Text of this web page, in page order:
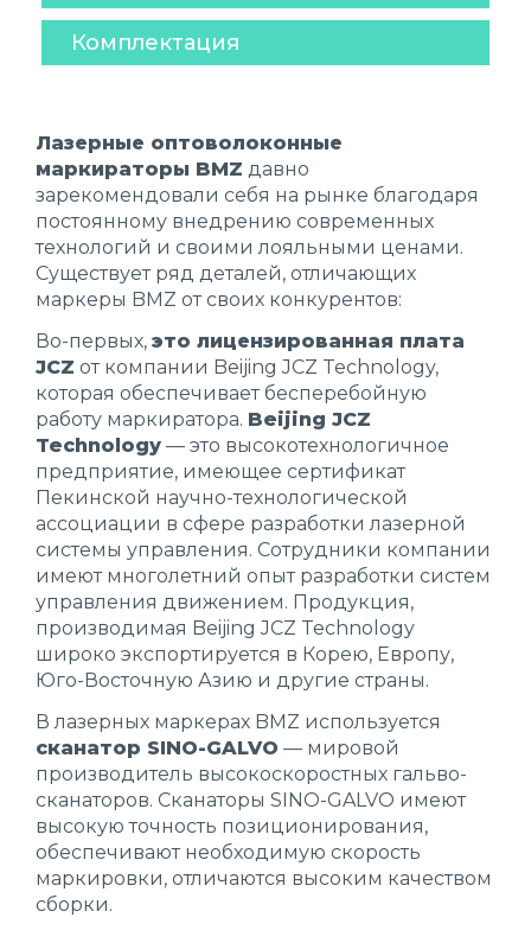
Комплектация
Лазерные оптоволоконные
маркираторы BMZ давно
зарекомендовали себя на рынке благодаря
постоянному внедрению современных
технологий и своими лояльными ценами.
Существует ряд деталей, отличающих
маркеры BMZ от своих конкурентов:
Во-первых, это лицензированная плата
JCZ от компании Beijing JCZ Technology,
которая обеспечивает бесперебойную
работу маркиратора. Beijing JCZ
Technology — это высокотехнологичное
предприятие, имеющее сертификат
Пекинской научно-технологической
ассоциации в сфере разработки лазерной
системы управления. Сотрудники компании
имеют многолетний опыт разработки систем
управления движением. Продукция,
производимая Beijing JCZ Technology
широко экспортируется в Корею, Европу,
Юго-Восточную Азию и другие страны.
В лазерных маркерах BMZ используется
сканатор SINO-GALVO — мировой
производитель высокоскоростных гальво-
сканаторов. Сканаторы SINO-GALVO имеют
высокую точность позиционирования,
обеспечивают необходимую скорость
маркировки, отличаются высоким качеством
сборки.